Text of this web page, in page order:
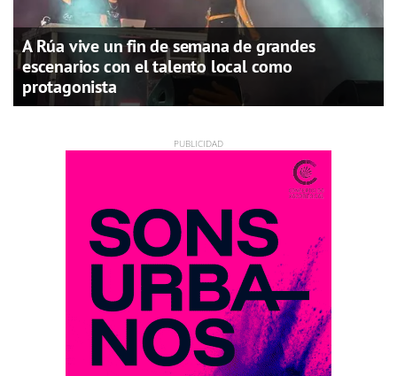
A Rúa vive un fin de semana de grandes
escenarios con el talento local como
protagonista